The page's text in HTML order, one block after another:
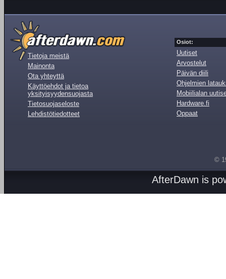
Tietoja meistä
Mainonta
Ota yhteyttä
Käyttöehdot ja tietoa
yksityisyydensuojasta
Tietosuojaseloste
Lehdistötiedotteet
Osiot:
Uutiset
Arvostelut
Päivän diili
Ohjelmien
Mobiilialan
Hardware.fi
Oppaat
©
AfterDawn is